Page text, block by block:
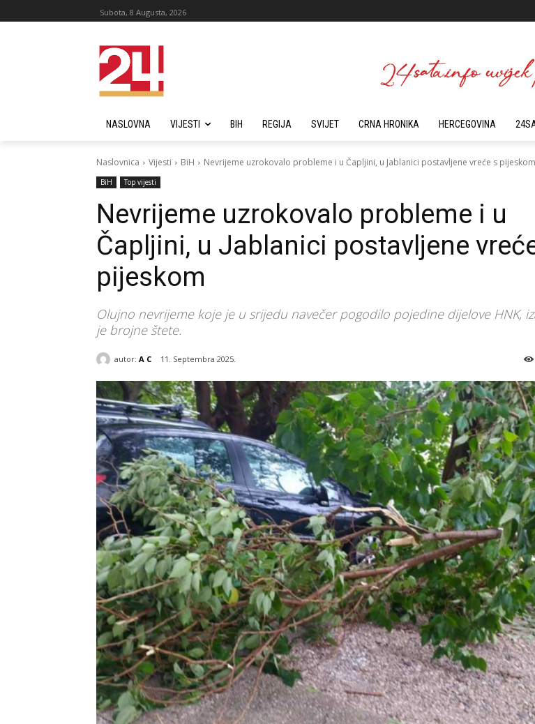
Subota, 8 Augusta, 2026
NASLOVNA VIJESTI BIH REGIJA SVIJET CRNA HRONIKA HERCEGOVINA
Naslovnica Vijesti BiH Nevrijeme uzrokovalo probleme i u Čapljini, u Jablanici postavljene vreće s pijeskom
BiH Top vijesti
Nevrijeme uzrokovalo probleme i u
Čapljini, u Jablanici postavljene
pijeskom
Olujno nevrijeme koje je u srijedu navečer pogodilo pojedine dijelove HNK,
je brojne štete.
autor: A C 11. Septembra 2025.